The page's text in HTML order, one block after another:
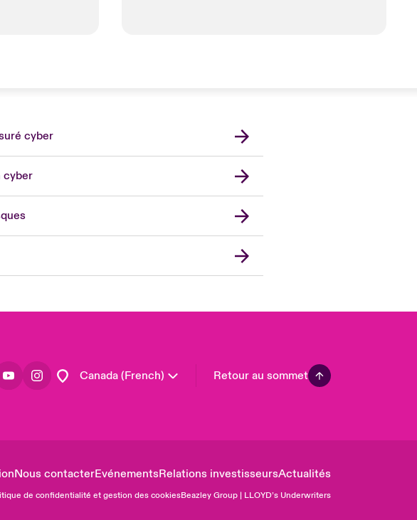
cyber
cyber
Canada (French)
France
Europe
Spain
United Kingdom
Retour au sommet
Nous contacterEvénementsRelations investisseursActualités
de confidentialité et gestion des cookiesBeazley Group | LLOYD’s Underwriters